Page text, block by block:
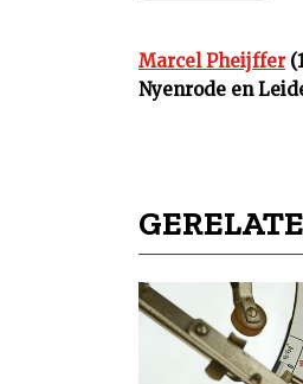
Marcel Pheijffer
Nyenrode en